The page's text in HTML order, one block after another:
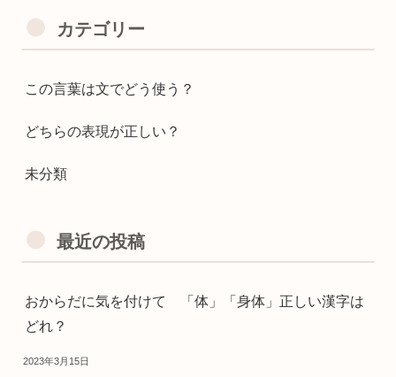
カテゴリー
この言葉は文でどう使う？
どちらの表現が正しい？
未分類
最近の投稿
おからだに気を付けて 「体」「身体」正しい漢字は
どれ？
2023年3月15日